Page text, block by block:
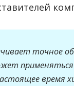
точное
применяться
время